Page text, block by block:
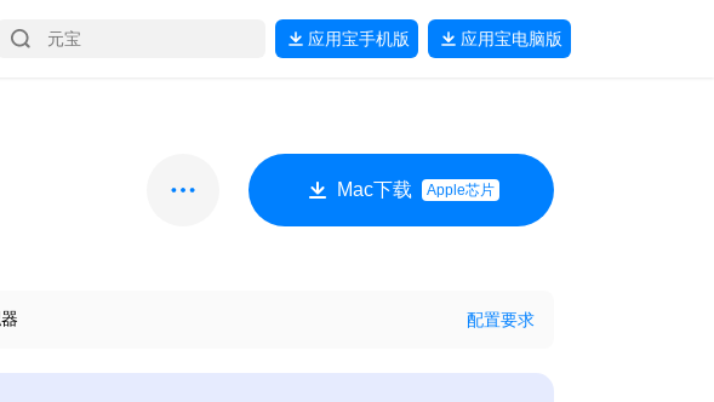
应用宝手机版 应用宝电脑版
Mac下载 Apple芯片
配置要求